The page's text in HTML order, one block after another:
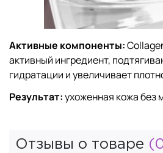
Активные компоненты:
активный ингредиент,
гидратации и увеличивает
Результат:ухоженная кожа без
Отзывы о товаре